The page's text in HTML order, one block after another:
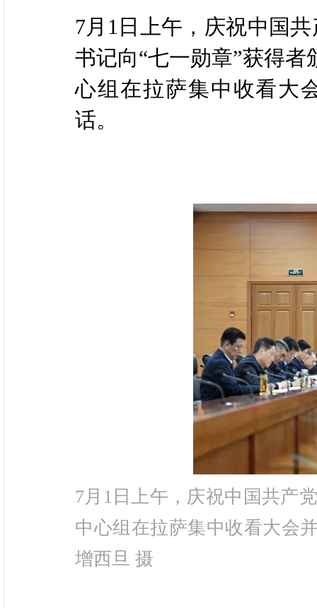
7月1日上午，庆祝中国
书记向“七一勋章”获得
心组在拉萨集中收看大
话。
7月1日上午，庆祝中国共产
中心组在拉萨集中收看大会
增西旦 摄